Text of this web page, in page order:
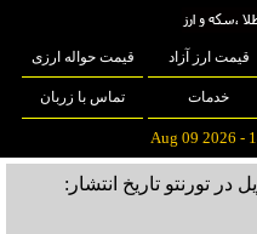
قیمت ارز آزاد قیمت حواله ارزی
خدمات تماس با زربان
تاریخ انتشار: